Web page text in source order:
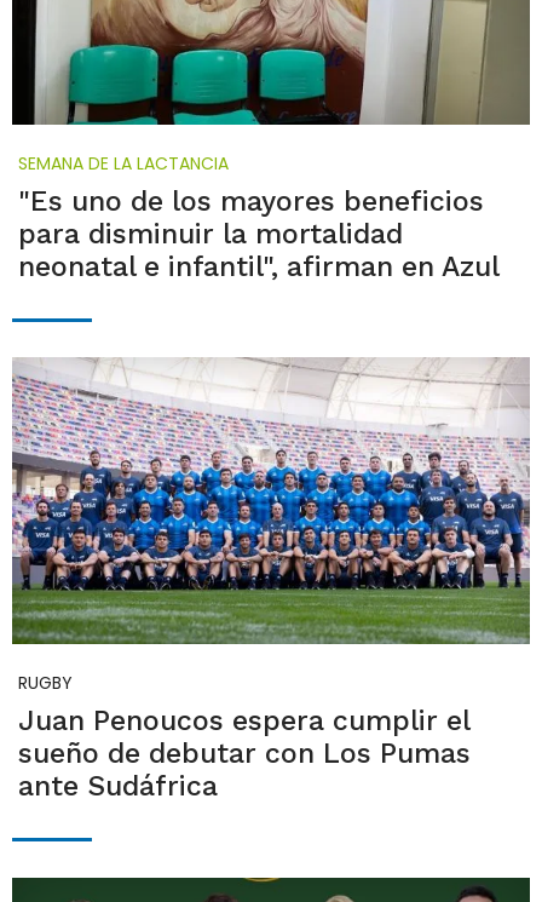
SEMANA DE LA LACTANCIA
"Es uno de los mayores beneficios
para disminuir la mortalidad
neonatal e infantil", afirman en Azul
RUGBY
Juan Penoucos espera cumplir el
sueño de debutar con Los Pumas
ante Sudáfrica